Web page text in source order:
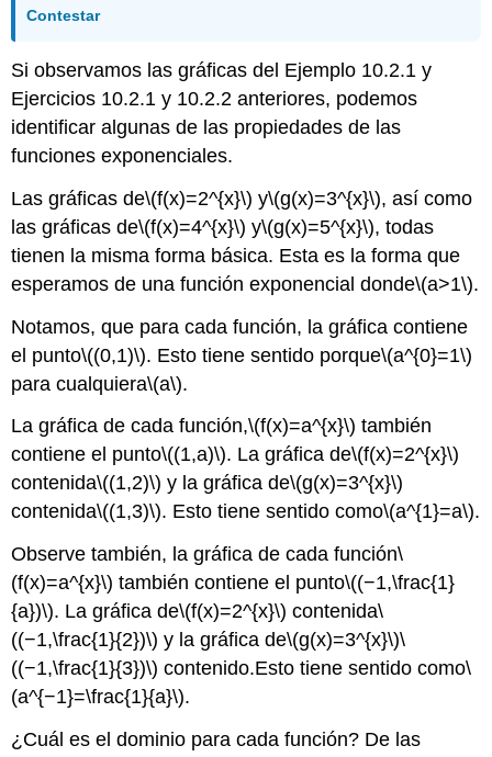
Contestar
Si observamos las gráficas del Ejemplo 10.2.1 y
Ejercicios 10.2.1 y 10.2.2 anteriores, podemos
identificar algunas de las propiedades de las
funciones exponenciales.
Las gráficas de\(f(x)=2^{x}\) y\(g(x)=3^{x}\), así como
las gráficas de\(f(x)=4^{x}\) y\(g(x)=5^{x}\), todas
tienen la misma forma básica. Esta es la forma que
esperamos de una función exponencial donde\(a>1\).
Notamos, que para cada función, la gráfica contiene
el punto\((0,1)\). Esto tiene sentido porque\(a^{0}=1\)
para cualquiera\(a\).
La gráfica de cada función,\(f(x)=a^{x}\) también
contiene el punto\((1,a)\). La gráfica de\(f(x)=2^{x}\)
contenida\((1,2)\) y la gráfica de\(g(x)=3^{x}\)
contenida\((1,3)\). Esto tiene sentido como\(a^{1}=a\).
Observe también, la gráfica de cada función\
(f(x)=a^{x}\) también contiene el punto\((−1,\frac{1}
{a})\). La gráfica de\(f(x)=2^{x}\) contenida\
((−1,\frac{1}{2})\) y la gráfica de\(g(x)=3^{x}\)\
((−1,\frac{1}{3})\) contenido.Esto tiene sentido como\
(a^{−1}=\frac{1}{a}\).
¿Cuál es el dominio para cada función? De las